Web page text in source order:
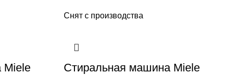
Miele
Снят с производства
Стиральная машина Miele